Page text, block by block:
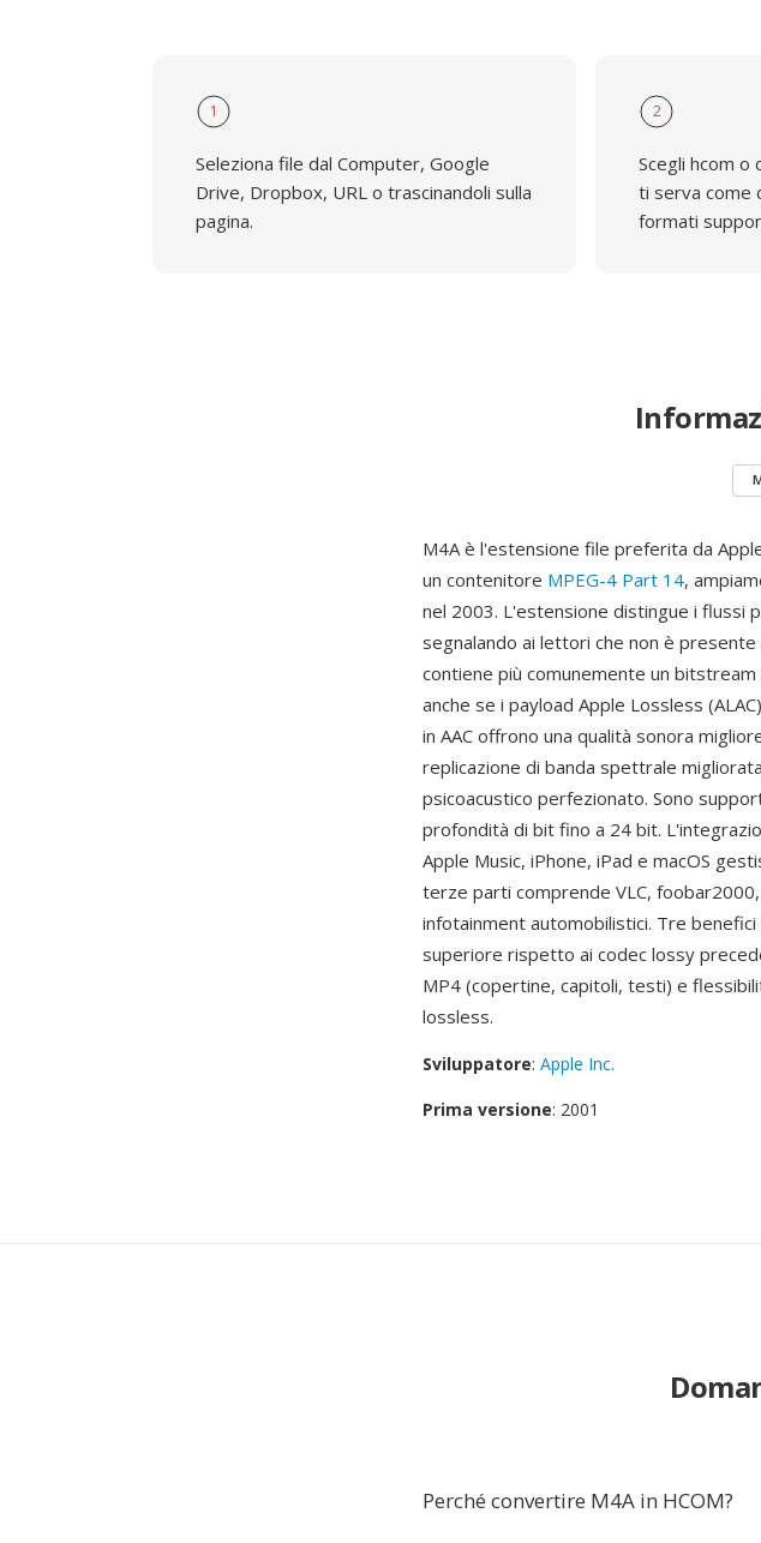
1
Seleziona file dal Computer, Google
Drive, Dropbox, URL o trascinandoli sulla
pagina.
2
Scegli hcom o
ti serva come
formati
M4A è l'estensione file preferita da
un contenitore MPEG-4 Part 14,
nel 2003. L'estensione distingue i flussi
segnalando ai lettori che non è
contiene più comunemente un bitstream
anche se i payload Apple Lossless
in AAC offrono una qualità sonora
replicazione di banda spettrale
psicoacustico perfezionato. Sono
profondità di bit fino a 24 bit.
Apple Music, iPhone, iPad e macOS
terze parti comprende VLC,
infotainment automobilistici. Tre
superiore rispetto ai codec lossy
MP4 (copertine, capitoli, testi) e
lossless.
Sviluppatore: Apple Inc.
Prima versione: 2001
Perché convertire M4A in HCOM?